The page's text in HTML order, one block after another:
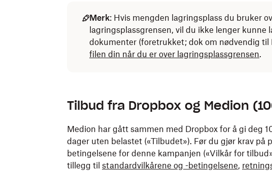
Merk: Hvis mengden lagringsplass du bruker
lagringsplassgrensen, vil du ikke lenger kunne
dokumenter (foretrukket; dok om nødvendig til
filen din når du er over lagringsplassgrensen.
Tilbud fra Dropbox og Medion
Medion har gått sammen med Dropbox for å gi deg
dager uten belastet («Tilbudet»). Før du gjør krav på
betingelsene for denne kampanjen («Vilkår for
tillegg til standardvilkårene og -betingelsene,